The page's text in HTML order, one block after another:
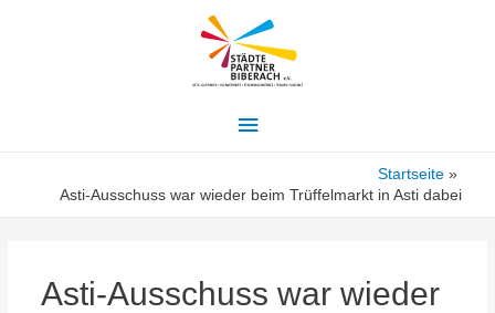
Hauptmenü
Startseite
Asti-Ausschuss war wieder beim Trüffelmarkt in Asti dabei
Asti-Ausschuss war wieder